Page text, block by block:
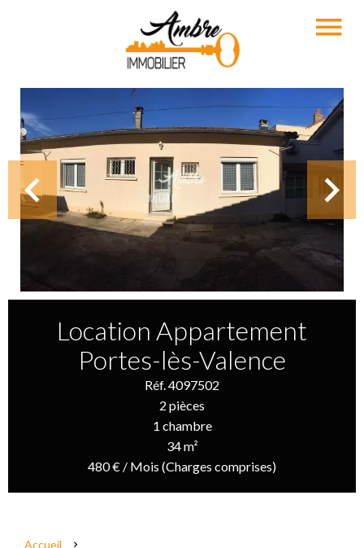
Location Appartement
Portes-lès-Valence
Réf. 4097502
2 pièces
1 chambre
34 m²
480 € / Mois (Charges comprises)
Accueil